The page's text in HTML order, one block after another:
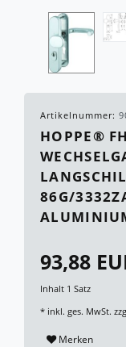
Artikelnummer:
HOPPE®
86G/
93,88
Inhalt 1 Satz
* inkl. ges. MwSt.
Merken